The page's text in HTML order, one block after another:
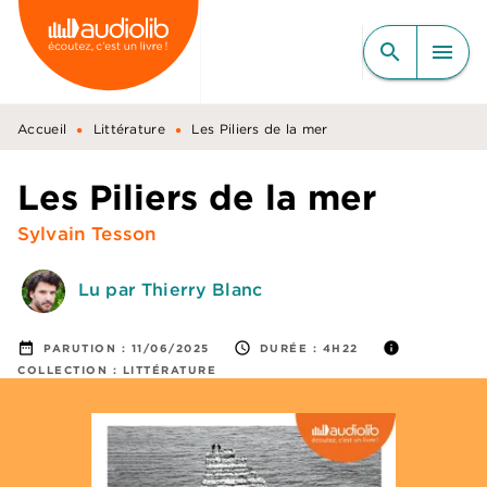
MENU RECHERCHE
CONTENU
PIED DE PAGE
search menu
Accueil • Littérature • Les Piliers de la mer
Les Piliers de la mer
Sylvain Tesson
Lu par Thierry Blanc
date_range PARUTION : 11/06/2025 access_time DURÉE : 4H22 info
COLLECTION : LITTÉRATURE